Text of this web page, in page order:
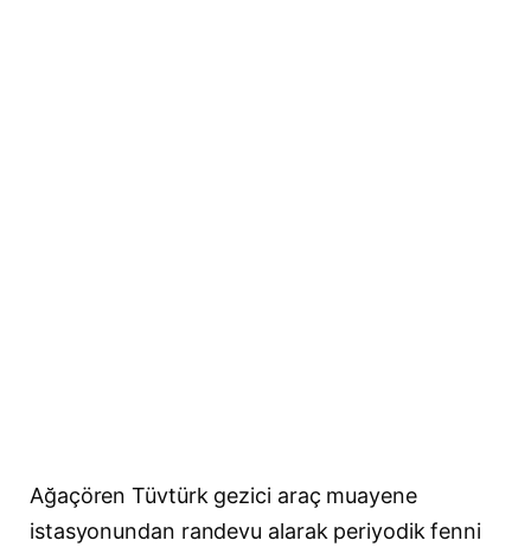
Ağaçören Tüvtürk gezici araç muayene
istasyonundan randevu alarak periyodik fenni